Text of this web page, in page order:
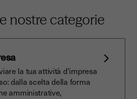
nostre categorie
la tua attività d'impresa
dalla scelta della forma
amministrative,